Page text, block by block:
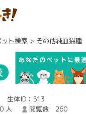
ット検索 その他純血猫種
生体ID：513
人
閲覧数 260